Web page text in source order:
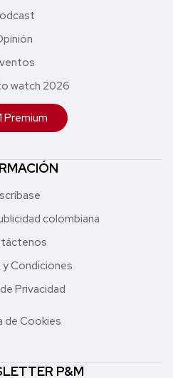
watch 2026
Premium
colombiana
y Condiciones
Privacidad
de Cookies
P&M